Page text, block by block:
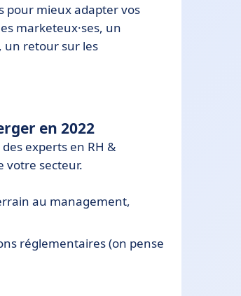
pour mieux adapter vos
marketeux·ses, un
un retour sur les
en 2022
experts en RH &
votre secteur.
au management,
réglementaires (on pense